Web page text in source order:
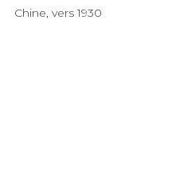
Chine, vers 1930